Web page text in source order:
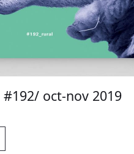
oct-nov 2019
lei.